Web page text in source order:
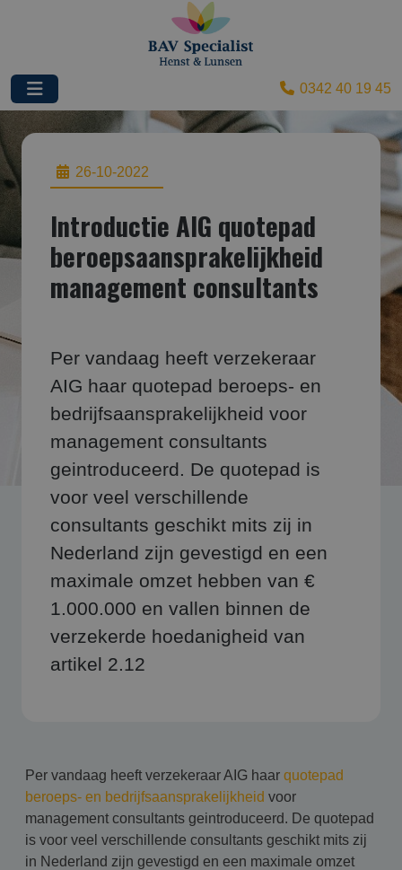
0342 40 19 45
26-10-2022
Introductie AIG quotepad
beroepsaansprakelijkheid
management consultants
Per vandaag heeft verzekeraar
AIG haar quotepad beroeps- en
bedrijfsaansprakelijkheid voor
management consultants
geintroduceerd. De quotepad is
voor veel verschillende
consultants geschikt mits zij in
Nederland zijn gevestigd en een
maximale omzet hebben van €
1.000.000 en vallen binnen de
verzekerde hoedanigheid van
artikel 2.12
Per vandaag heeft verzekeraar AIG haar quotepad
beroeps- en bedrijfsaansprakelijkheid voor
management consultants geintroduceerd. De quotepad
is voor veel verschillende consultants geschikt mits zij
in Nederland zijn gevestigd en een maximale omzet